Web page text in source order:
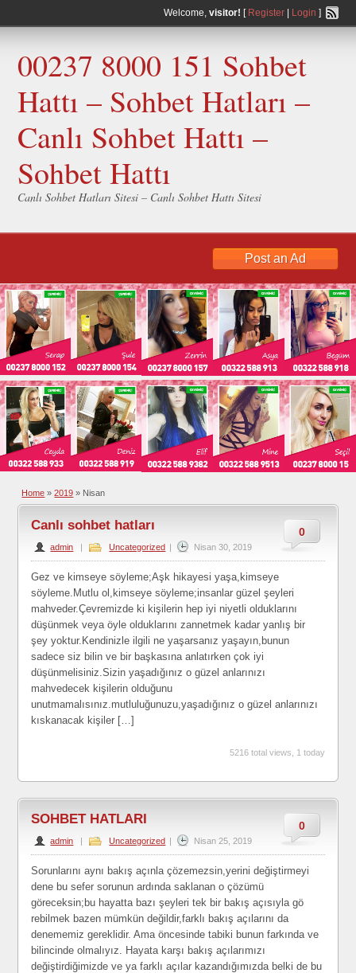
Welcome, visitor! [ Register| Login ]
00237 8000 151 Sohbet
Hattı – Sohbet Hatları –
Canlı Sohbet Hattı –
Sohbet Hattı
Canlı Sohbet Hatları Sitesi – Canlı Sohbet Hattı Sitesi
Post an Ad
Home » 2019 » Nisan
0
Canlı sohbet hatları
admin | Uncategorized | Nisan 30, 2019
Gez ve kimseye söyleme;Aşk hikayesi yaşa,kimseye
söyleme.Mutlu ol,kimseye söyleme;insanlar güzel şeyleri
mahveder.Çevremizde ki kişilerin hep iyi niyetli olduklarını
düşünmek veya öyle olduklarını zannetmek kadar yanlış bir
şey yoktur.Kendinizle ilgili ne yaşarsanız yaşayın,bunun
sadece siz bilin ve bir başkasına anlatırken çok iyi
düşünmelisiniz.Sizin yaşadığınız o güzel anlarınızı
mahvedecek kişilerin olduğunu
unutmamalısınız.mutluluğunuzu,yaşadığınız o güzel anlarınızı
kıskanacak kişiler […]
5216 total views, 1 today
0
SOHBET HATLARI
admin | Uncategorized | Nisan 25, 2019
Sorunlarını aynı bakış açınla çözemezsin,yerini değiştirmeyi
dene bu sefer sorunun ardında saklanan o çözümü
göreceksin;bu hayatta bazı şeyleri tek bir bakış açısıyla gö
rebilmek bazen mümkün değildir,farklı bakış açılarını da
denememiz gereklidir. Ama öncesinde tabiki bunun farkında ve
bilincinde olmalıyız. Hayata karşı bakış açılarımızı
değiştirdiğimizde ve ya farklı açılar kazandığımızda belki de bu